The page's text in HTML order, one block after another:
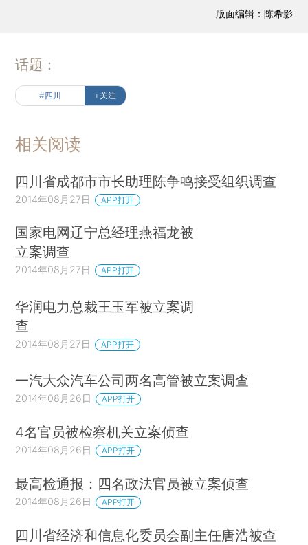
版面编辑：陈希影
话题：
#四川 +关注
相关阅读
四川省成都市市长助理陈争鸣接受组织调查
2014年08月27日 APP打开
国家电网辽宁总经理燕福龙被
立案调查
2014年08月27日 APP打开
华润电力总裁王玉军被立案调
查
2014年08月27日 APP打开
一汽大众汽车公司两名高管被立案调查
2014年08月26日 APP打开
4名官员被检察机关立案侦查
2014年08月26日 APP打开
最高检通报：四名政法官员被立案侦查
2014年08月26日 APP打开
四川省经济和信息化委员会副主任唐浩被查